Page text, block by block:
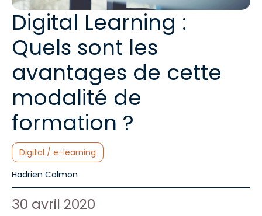
Digital Learning :
Quels sont les
avantages de cette
modalité de
formation ?
Catégories :
Digital / e-learning
Auteur de l'article :
Hadrien Calmon
Date de publication :
30 avril 2020